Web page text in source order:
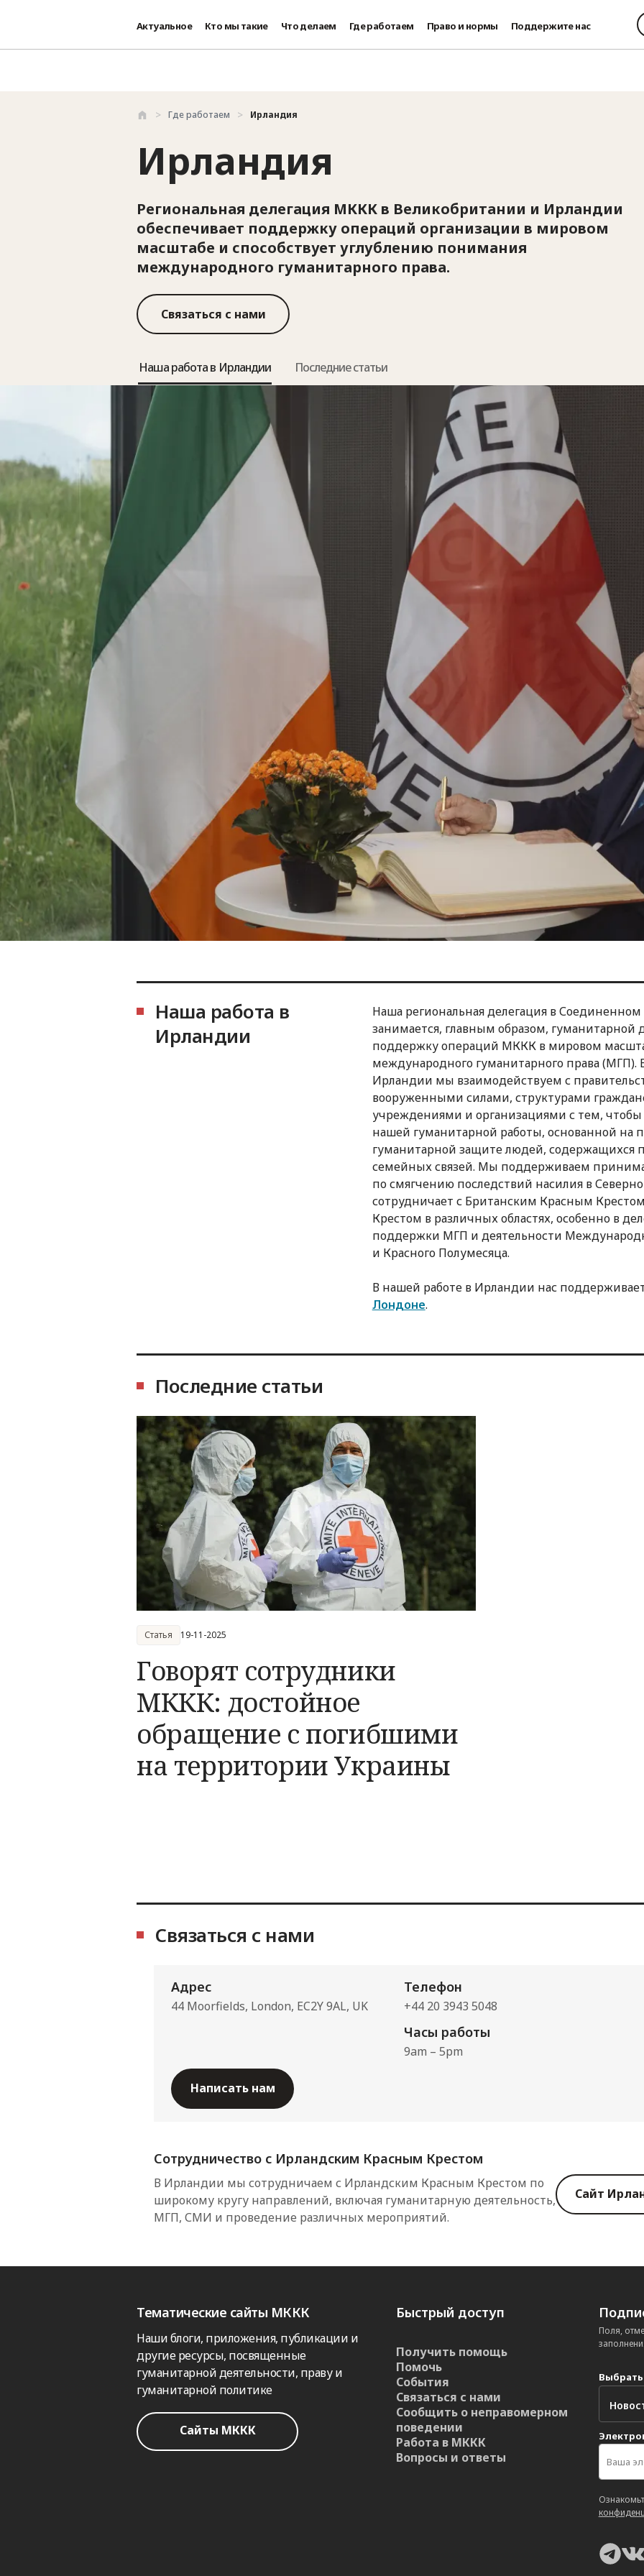
Актуальное Кто мы такие Что делаем Где работаем Право и нормы Поддержите нас
Где работаем Ирландия
Ирландия
Региональная делегация МККК в Великобритании и Ирландии
обеспечивает поддержку операций организации в мировом
масштабе и способствует углублению понимания
международного гуманитарного права.
Связаться с нами
Наша работа в Ирландии Последние статьи
Наша работа в
Ирландии
Наша региональная делегация в
занимается, главным образом, гуманитарной
поддержку операций МККК в мировом
международного гуманитарного права
Ирландии мы взаимодействуем с
вооруженными силами, структурами
учреждениями и организациями с тем,
нашей гуманитарной работы, основанной на
гуманитарной защите людей, содержащихся
семейных связей. Мы поддерживаем
по смягчению последствий насилия в
сотрудничает с Британским Красным
Крестом в различных областях, особенно в
поддержки МГП и деятельности
и Красного Полумесяца.
В нашей работе в Ирландии нас
Лондоне.
Последние статьи
Говорят сотрудники
МККК: достойное
обращение с погибшими
на территории Украины
Статья 19-11-2025
Связаться с нами
Адрес
44 Moorfields, London, EC2Y 9AL, UK
Телефон
+44 20 3943 5048
Часы работы
9am – 5pm
Написать нам
Сотрудничество с Ирландским Красным Крестом
В Ирландии мы сотрудничаем с Ирландским Красным Крестом по
широкому кругу направлений, включая гуманитарную деятельность,
МГП, СМИ и проведение различных мероприятий.
Сайт
Тематические сайты МККК
Наши блоги, приложения, публикации и
другие ресурсы, посвященные
гуманитарной деятельности, праву и
гуманитарной политике
Сайты МККК
Быстрый доступ
Получить помощь
Помочь
События
Связаться с нами
Сообщить о неправомерном
поведении
Работа в МККК
Вопросы и ответы
Поля,